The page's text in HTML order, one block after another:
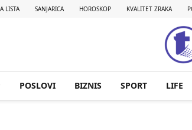
LISTA SANJARICA HOROSKOP KVALITET ZRAKA
POSLOVI BIZNIS SPORT LIFE